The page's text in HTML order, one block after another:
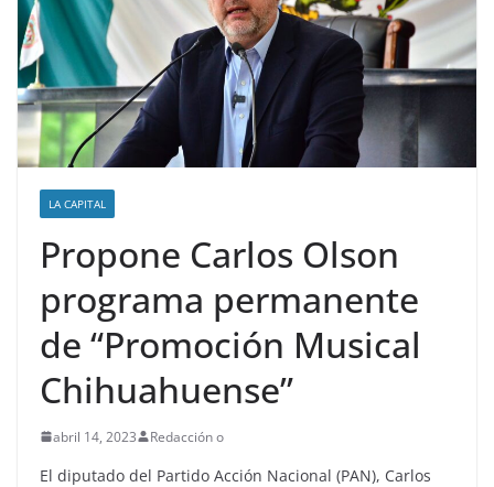
LA CAPITAL
Propone Carlos Olson
programa permanente
de “Promoción Musical
Chihuahuense”
abril 14, 2023 Redacción o
El diputado del Partido Acción Nacional (PAN), Carlos